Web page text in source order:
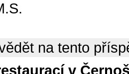
na tento
v